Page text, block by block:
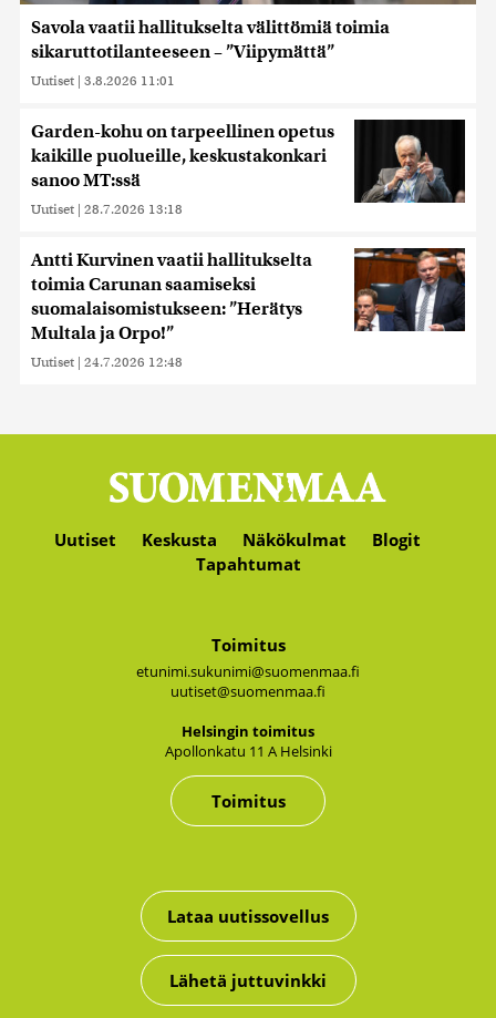
Savola vaatii hallitukselta välittömiä toimia
sikaruttotilanteeseen – ”Viipymättä”
Uutiset | 3.8.2026 11:01
Garden-kohu on tarpeellinen opetus
kaikille puolueille, keskustakonkari
sanoo MT:ssä
Uutiset | 28.7.2026 13:18
Antti Kurvinen vaatii hallitukselta
toimia Carunan saamiseksi
suomalaisomistukseen: ”Herätys
Multala ja Orpo!”
Uutiset | 24.7.2026 12:48
Uutiset Keskusta Näkökulmat
Blogit
Tapahtumat
Toimitus
etunimi.sukunimi@suomenmaa.fi
uutiset@suomenmaa.fi
Hel­sin­gin toi­mi­tus
Apol­lon­ka­tu 11 A Hel­sin­ki
Toimitus
Lataa uutissovellus
Lähetä juttuvinkki